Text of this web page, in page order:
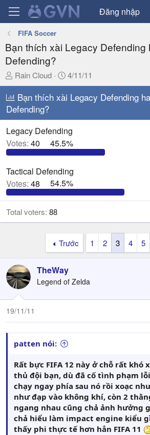
Đăng nhập
FIFA Soccer
Bạn thích xài Legacy Defending
Defending?
T
h
e
a
d
s
t
r
t
r
Rain Cloud
N
g
à
g
ử
i
4/11/11
Bạn thích xài Legacy Defending
Defending?
Legacy Defending
Votes: 40 45.5%
Tactical Defending
Votes: 48 54.5%
Total voters 88
Trước 1 2 3 4 5
TheWay
Legend of Zelda
19/11/11
patten nói:
Rất bực FIFA 12 này ở chỗ rất khó
thủ đội bạn, dù đã cố tình phạm
chạy ngay phía sau nó rồi xoạc
như đạp vào không khí, còn 2
ngang nhau cũng chả ảnh hưởng
chả hiểu làm impact engine kiểu
thấy phi thực tế hơn hẳn FIFA 11